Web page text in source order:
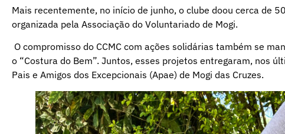
Mais recentemente, no início de junho, o clube doou cerca de
organizada pela Associação do Voluntariado de Mogi.
O compromisso do CCMC com ações solidárias também se
o “Costura do Bem”. Juntos, esses projetos entregaram, nos
Pais e Amigos dos Excepcionais (Apae) de Mogi das Cruzes.